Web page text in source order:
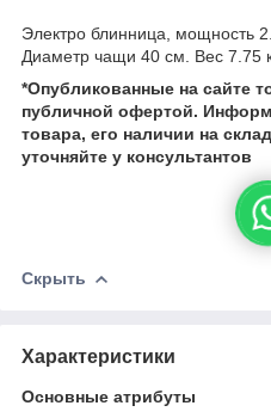
Электро блинница, мощность
Диаметр чащи 40 см. Вес 7.75
*Опубликованные на сайте
публичной офертой.
товара, его наличии на
уточняйте у консультантов
Скрыть
Характеристики
Основные атрибуты